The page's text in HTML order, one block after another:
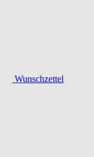
Wunschzettel